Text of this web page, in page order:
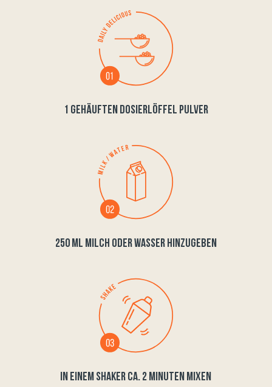
1 GEHÄUFTEN DOSIERLÖFFEL PULVER
250 ML MILCH ODER WASSER HINZUGEBEN
IN EINEM SHAKER CA. 2 MINUTEN MIXEN